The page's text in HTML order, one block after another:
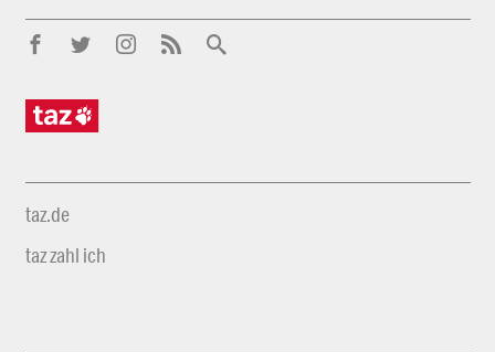
taz.de
taz zahl ich